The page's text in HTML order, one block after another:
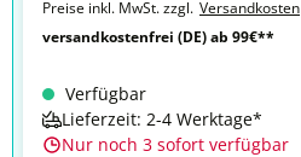
Preise inkl. MwSt. zzgl. Versandkosten
versandkostenfrei (DE) ab 99€**
Verfügbar
Lieferzeit: 2-4 Werktage*
Nur noch 3 sofort verfügbar